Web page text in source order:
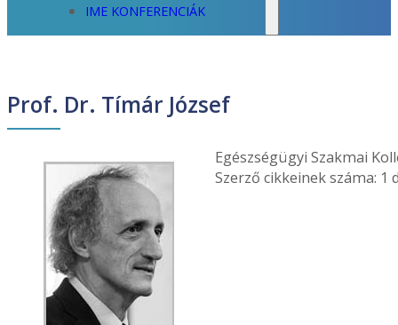
IME KONFERENCIÁK
Prof. Dr. Tímár József
Egészségügyi Szakmai
Szerző cikkeinek száma: 1